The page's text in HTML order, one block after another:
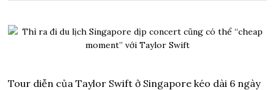
Tour diễn của Taylor Swift ở Singapore kéo dài 6 ngày